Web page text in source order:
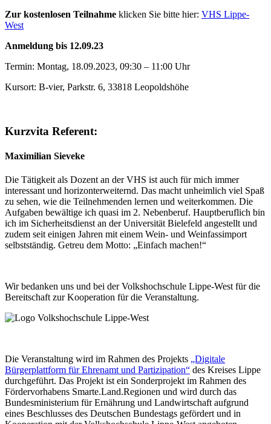
Zur kostenlosen Teilnahme klicken Sie bitte hier: VHS Lippe-
West
Anmeldung bis 12.09.23
Termin: Montag, 18.09.2023, 09:30 – 11:00 Uhr
Kursort: B-vier, Parkstr. 6, 33818 Leopoldshöhe
Kurzvita Referent:
Maximilian Sieveke
Die Tätigkeit als Dozent an der VHS ist auch für mich immer
interessant und horizonterweiternd. Das macht unheimlich viel Spaß
zu sehen, wie die Teilnehmenden lernen und weiterkommen. Die
Aufgaben bewältige ich quasi im 2. Nebenberuf. Hauptberuflich bin
ich im Sicherheitsdienst an der Universität Bielefeld angestellt und
zudem seit einigen Jahren mit einem Wein- und Weinfassimport
selbstständig. Getreu dem Motto: „Einfach machen!“
Wir bedanken uns und bei der Volkshochschule Lippe-West für die
Bereitschaft zur Kooperation für die Veranstaltung.
Die Veranstaltung wird im Rahmen des Projekts „Digitale
Bürgerplattform für Ehrenamt und Partizipation“ des Kreises Lippe
durchgeführt. Das Projekt ist ein Sonderprojekt im Rahmen des
Fördervorhabens Smarte.Land.Regionen und wird durch das
Bundesministerium für Ernährung und Landwirtschaft aufgrund
eines Beschlusses des Deutschen Bundestags gefördert und in